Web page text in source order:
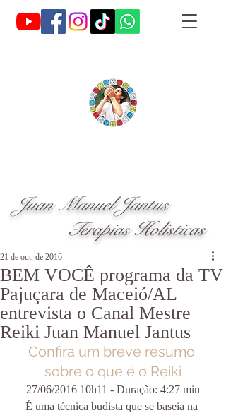
Juan Manuel Jantus
Terapias Holisticas
BEM VOCÊ programa da TV
Pajuçara de Maceió/AL
entrevista o Canal Mestre
Reiki Juan Manuel Jantus
21 de out. de 2016
Confira um breve resumo
sobre o que é o Reiki
27/06/2016 10h11 - Duração: 4:27 min
É uma técnica budista que se baseia na